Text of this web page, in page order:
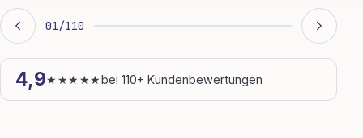
01/110
4,9★★★★★bei 110+ Kundenbewertungen